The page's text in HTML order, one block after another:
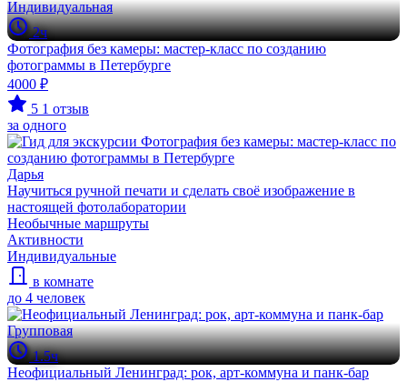
Индивидуальная
2ч
Фотография без камеры: мастер-класс по созданию
фотограммы в Петербурге
4000 ₽
5 1 отзыв
за одного
Дарья
Научиться ручной печати и сделать своё изображение в
настоящей фотолаборатории
Необычные маршруты
Активности
Индивидуальные
в комнате
до 4 человек
Групповая
1.5ч
Неофициальный Ленинград: рок, арт-коммуна и панк-бар